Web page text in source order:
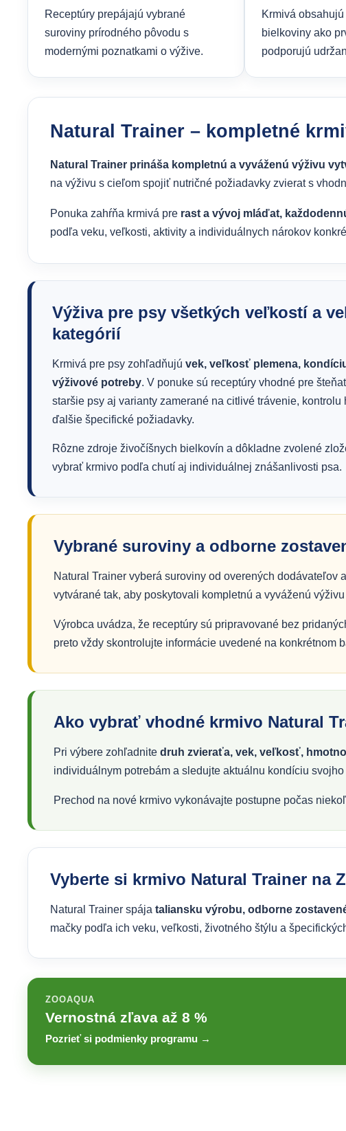
Receptúry prepájajú vybrané
suroviny prírodného pôvodu s
modernými poznatkami o výžive.
Krmivá
bielkoviny ako
podporujú
Natural Trainer – kompletné
Natural Trainer prináša kompletnú a vyváženú výživu
na výživu s cieľom spojiť nutričné požiadavky zvierat s
Ponuka zahŕňa krmivá pre rast a vývoj mláďat,
podľa veku, veľkosti, aktivity a individuálnych nárokov
Výživa pre psy všetkých veľkostí a
kategórií
Krmivá pre psy zohľadňujú vek, veľkosť plemena,
výživové potreby. V ponuke sú receptúry vhodné pre
staršie psy aj varianty zamerané na citlivé trávenie, kontrolu
ďalšie špecifické požiadavky.
Rôzne zdroje živočíšnych bielkovín a dôkladne zvolené
vybrať krmivo podľa chutí aj individuálnej znášanlivosti psa.
Vybrané suroviny a odborne
Natural Trainer vyberá suroviny od overených dodávateľov
vytvárané tak, aby poskytovali kompletnú a vyváženú
Výrobca uvádza, že receptúry sú pripravované bez
preto vždy skontrolujte informácie uvedené na konkrétnom
Ako vybrať vhodné krmivo Natural
Pri výbere zohľadnite druh zvieraťa, vek, veľkosť,
individuálnym potrebám a sledujte aktuálnu kondíciu
Prechod na nové krmivo vykonávajte postupne počas
Vyberte si krmivo Natural Trainer na
Natural Trainer spája taliansku výrobu, odborne
mačky podľa ich veku, veľkosti, životného štýlu a
ZOOAQUA
Vernostná zľava až 8 %
Pozrieť si podmienky programu →